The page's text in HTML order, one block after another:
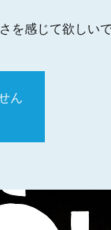
を感じて欲しい
ん